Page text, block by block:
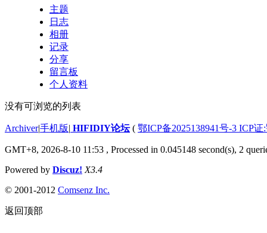
主题
日志
相册
记录
分享
留言板
个人资料
没有可浏览的列表
Archiver|手机版| HIFIDIY论坛( 鄂ICP备2025138941号-3 ICP
GMT+8, 2026-8-10 11:53 , Processed in 0.045148 second(s), 2
Powered by Discuz! X3.4
© 2001-2012 Comsenz Inc.
返回顶部